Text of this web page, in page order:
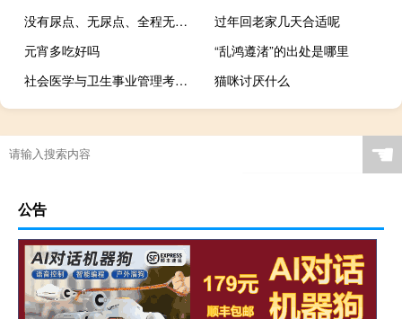
没有尿点、无尿点、全程无尿点什么梗
过年回老家几天合适呢
元宵多吃好吗
“乱鸿遵渚”的出处是哪里
社会医学与卫生事业管理考研考什么
猫咪讨厌什么
☚
公告